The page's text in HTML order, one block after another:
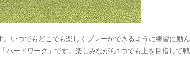
いつでもどこでも楽しくプレーができるように練習に励ん
ハードワーク」です。楽しみながら1つでも上を目指して戦